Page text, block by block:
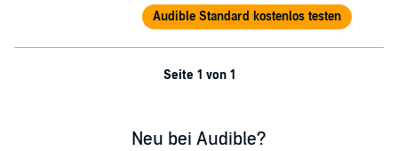
Audible Standard kostenlos testen
Seite 1 von 1
Neu bei Audible?